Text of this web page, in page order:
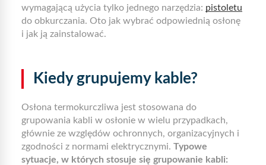
wymagającą użycia tylko jednego narzędzia: pistoletu
do obkurczania. Oto jak wybrać odpowiednią osłonę
i jak ją zainstalować.
Kiedy grupujemy kable?
Osłona termokurczliwa jest stosowana do
grupowania kabli w osłonie w wielu przypadkach,
głównie ze względów ochronnych, organizacyjnych i
zgodności z normami elektrycznymi. Typowe
sytuacje, w których stosuje się grupowanie kabli: